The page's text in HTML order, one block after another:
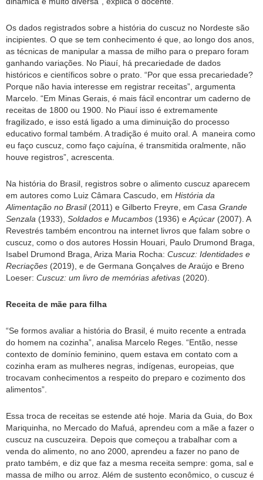
Os dados registrados sobre a história do cuscuz no Nordeste são
incipientes. O que se tem conhecimento é que, ao longo dos anos,
as técnicas de manipular a massa de milho para o preparo foram
ganhando variações. No Piauí, há precariedade de dados
históricos e científicos sobre o prato. “Por que essa precariedade?
Porque não havia interesse em registrar receitas”, argumenta
Marcelo. “Em Minas Gerais, é mais fácil encontrar um caderno de
receitas de 1800 ou 1900. No Piauí isso é extremamente
fragilizado, e isso está ligado a uma diminuição do processo
educativo formal também. A tradição é muito oral. A maneira como
eu faço cuscuz, como faço cajuína, é transmitida oralmente, não
houve registros”, acrescenta.
Na história do Brasil, registros sobre o alimento cuscuz aparecem
em autores como Luiz Câmara Cascudo, em História da
Alimentação no Brasil(2011) e Gilberto Freyre, em Casa Grande
Senzala (1933), Soldados e Mucambos (1936) e Açúcar (2007). A
Revestrés também encontrou na internet livros que falam sobre o
cuscuz, como o dos autores Hossin Houari, Paulo Drumond Braga,
Isabel Drumond Braga, Ariza Maria Rocha: Cuscuz: Identidades e
Recriações (2019), e de Germana Gonçalves de Araújo e Breno
Loeser: Cuscuz: um livro de memórias afetivas (2020).
Receita de mãe para filha
“Se formos avaliar a história do Brasil, é muito recente a entrada
do homem na cozinha”, analisa Marcelo Reges. “Então, nesse
contexto de domínio feminino, quem estava em contato com a
cozinha eram as mulheres negras, indígenas, europeias, que
trocavam conhecimentos a respeito do preparo e cozimento dos
alimentos”.
Essa troca de receitas se estende até hoje. Maria da Guia, do Box
Mariquinha, no Mercado do Mafuá, aprendeu com a mãe a fazer o
cuscuz na cuscuzeira. Depois que começou a trabalhar com a
venda do alimento, no ano 2000, aprendeu a fazer no pano de
prato também, e diz que faz a mesma receita sempre: goma, sal e
massa de milho ou arroz. Além de sustento econômico, o cuscuz é